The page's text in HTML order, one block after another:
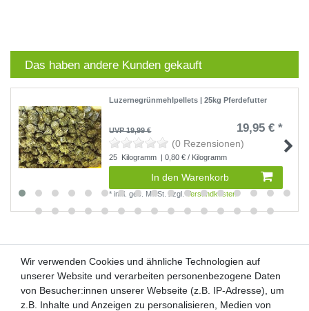
Das haben andere Kunden gekauft
Luzernegrünmehlpellets | 25kg Pferdefutter
UVP 19,99 € 19,95 € *
(0 Rezensionen)
25 Kilogramm | 0,80 € / Kilogramm
In den Warenkorb
*inkl. ges. MwSt. zzgl. Versandkosten
Kunden-Anfragen: info@zooheld.de
Wir verwenden Cookies und ähnliche Technologien auf
unserer Website und verarbeiten personenbezogene Daten
von Besucher:innen unserer Webseite (z.B. IP-Adresse), um
z.B. Inhalte und Anzeigen zu personalisieren, Medien von
Wir verwenden Cookies und ähnliche Technologien auf
unserer Website und verarbeiten personenbezogene Daten
von Besucher:innen unserer Webseite (z.B. IP-Adresse), um
z.B. Inhalte und Anzeigen zu personalisieren, Medien von